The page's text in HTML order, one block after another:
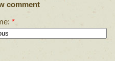
comment
*